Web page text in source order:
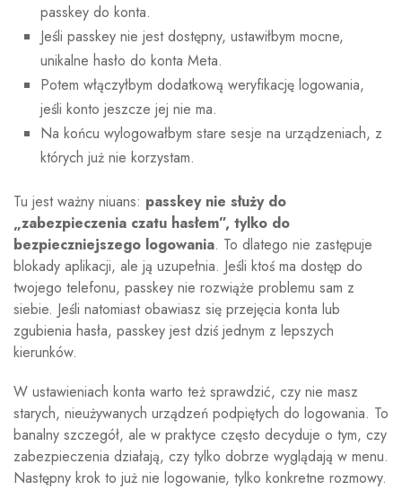
passkey do konta.
Jeśli passkey nie jest dostępny, ustawiłbym mocne,
unikalne hasło do konta Meta.
Potem włączyłbym dodatkową weryfikację logowania,
jeśli konto jeszcze jej nie ma.
Na końcu wylogowałbym stare sesje na urządzeniach, z
których już nie korzystam.
Tu jest ważny niuans: passkey nie służy do
„zabezpieczenia czatu hasłem”, tylko do
bezpieczniejszego logowania. To dlatego nie zastępuje
blokady aplikacji, ale ją uzupełnia. Jeśli ktoś ma dostęp do
twojego telefonu, passkey nie rozwiąże problemu sam z
siebie. Jeśli natomiast obawiasz się przejęcia konta lub
zgubienia hasła, passkey jest dziś jednym z lepszych
kierunków.
W ustawieniach konta warto też sprawdzić, czy nie masz
starych, nieużywanych urządzeń podpiętych do logowania. To
banalny szczegół, ale w praktyce często decyduje o tym, czy
zabezpieczenia działają, czy tylko dobrze wyglądają w menu.
Następny krok to już nie logowanie, tylko konkretne rozmowy.